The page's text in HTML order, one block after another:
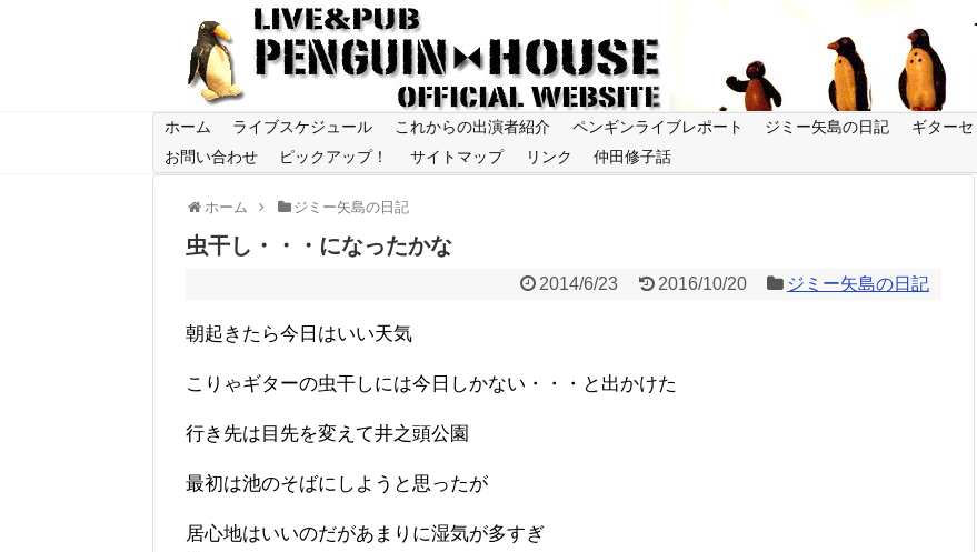
ホーム ライブスケジュール これからの出演者紹介 ペンギンライブレポート ジミー矢島の日記 ギター
お問い合わせ
ピックアップ！ サイトマップ リンク 仲田修子話
ホーム ジミー矢島の日記
虫干し・・・になったかな
2014/6/23 2016/10/20 ジミー矢島の日記
朝起きたら今日はいい天気
こりゃギターの虫干しには今日しかない・・・と出かけた
行き先は目先を変えて井之頭公園
最初は池のそばにしようと思ったが
居心地はいいのだがあまりに湿気が多すぎ